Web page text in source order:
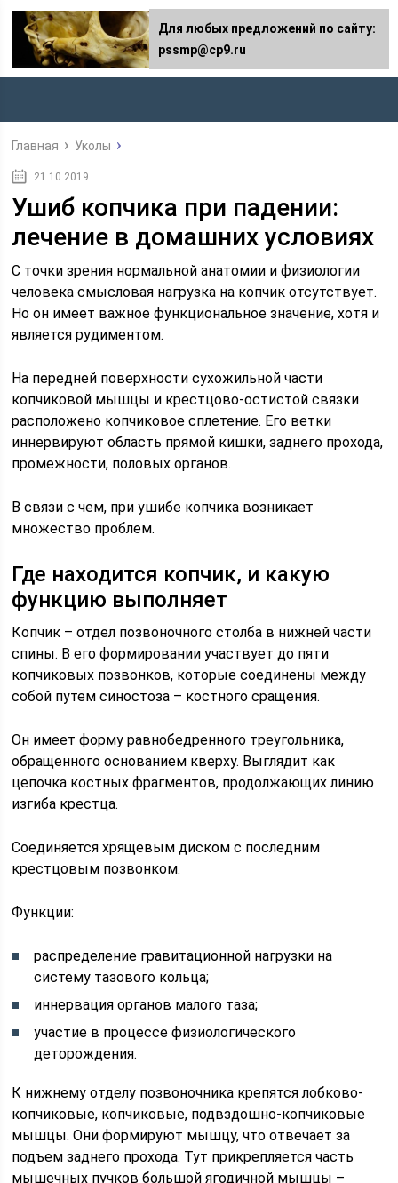
Главная Уколы
21.10.2019
Ушиб копчика при падении:
лечение в домашних условиях
С точки зрения нормальной анатомии и физиологии
человека смысловая нагрузка на копчик отсутствует.
Но он имеет важное функциональное значение, хотя и
является рудиментом.
На передней поверхности сухожильной части
копчиковой мышцы и крестцово-остистой связки
расположено копчиковое сплетение. Его ветки
иннервируют область прямой кишки, заднего прохода,
промежности, половых органов.
В связи с чем, при ушибе копчика возникает
множество проблем.
Где находится копчик, и какую
функцию выполняет
Копчик – отдел позвоночного столба в нижней части
спины. В его формировании участвует до пяти
копчиковых позвонков, которые соединены между
собой путем синостоза – костного сращения.
Он имеет форму равнобедренного треугольника,
обращенного основанием кверху. Выглядит как
цепочка костных фрагментов, продолжающих линию
изгиба крестца.
Соединяется хрящевым диском с последним
крестцовым позвонком.
Функции:
распределение гравитационной нагрузки на
систему тазового кольца;
иннервация органов малого таза;
участие в процессе физиологического
деторождения.
К нижнему отделу позвоночника крепятся лобково-
копчиковые, копчиковые, подвздошно-копчиковые
мышцы. Они формируют мышцу, что отвечает за
подъем заднего прохода. Тут прикрепляется часть
мышечных пучков большой ягодичной мышцы –
Для любых предложений по сайту:
pssmp@cp9.ru